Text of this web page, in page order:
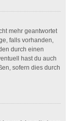
mehr geantwortet
falls vorhanden,
durch einen
hast du auch
sofern dies durch